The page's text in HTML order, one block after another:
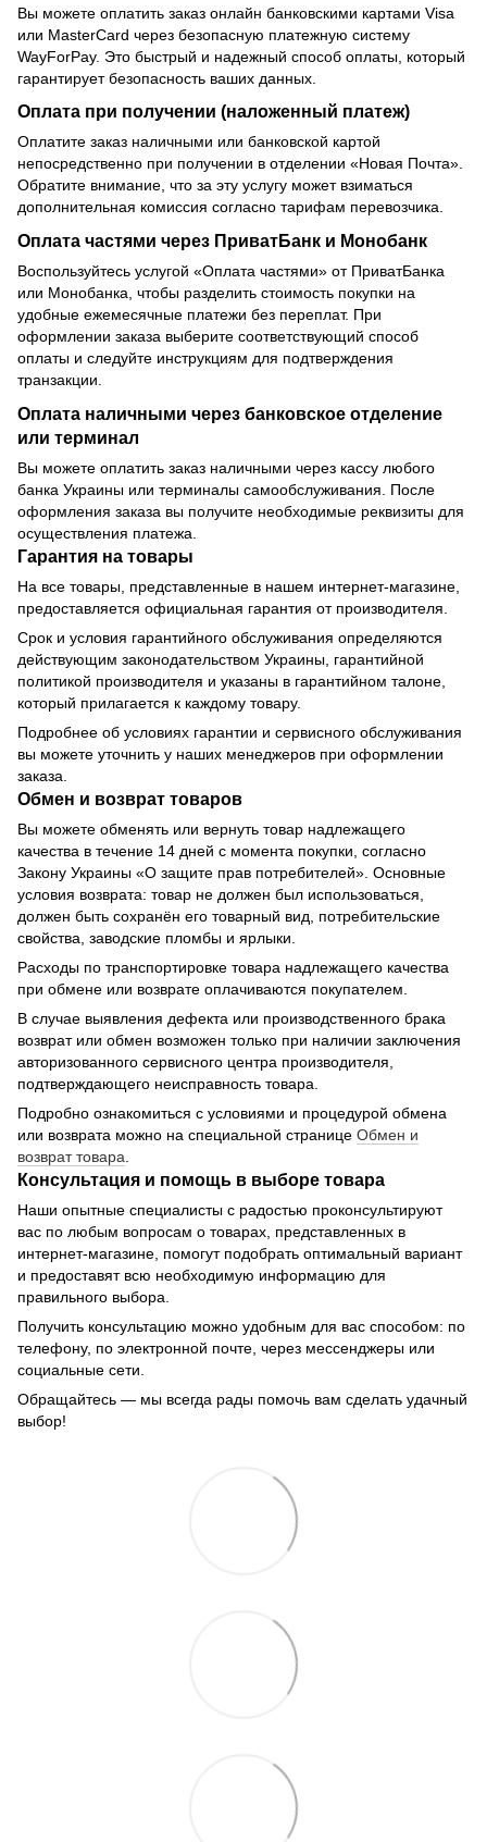
Вы можете оплатить заказ онлайн банковскими картами Visa
или MasterCard через безопасную платежную систему
WayForPay. Это быстрый и надежный способ оплаты, который
гарантирует безопасность ваших данных.
Оплата при получении (наложенный платеж)
Оплатите заказ наличными или банковской картой
непосредственно при получении в отделении «Новая Почта».
Обратите внимание, что за эту услугу может взиматься
дополнительная комиссия согласно тарифам перевозчика.
Оплата частями через ПриватБанк и Монобанк
Воспользуйтесь услугой «Оплата частями» от ПриватБанка
или Монобанка, чтобы разделить стоимость покупки на
удобные ежемесячные платежи без переплат. При
оформлении заказа выберите соответствующий способ
оплаты и следуйте инструкциям для подтверждения
транзакции.
Оплата наличными через банковское отделение
или терминал
Вы можете оплатить заказ наличными через кассу любого
банка Украины или терминалы самообслуживания. После
оформления заказа вы получите необходимые реквизиты для
осуществления платежа.
Гарантия на товары
На все товары, представленные в нашем интернет-магазине,
предоставляется официальная гарантия от производителя.
Срок и условия гарантийного обслуживания определяются
действующим законодательством Украины, гарантийной
политикой производителя и указаны в гарантийном талоне,
который прилагается к каждому товару.
Подробнее об условиях гарантии и сервисного обслуживания
вы можете уточнить у наших менеджеров при оформлении
заказа.
Обмен и возврат товаров
Вы можете обменять или вернуть товар надлежащего
качества в течение 14 дней с момента покупки, согласно
Закону Украины «О защите прав потребителей». Основные
условия возврата: товар не должен был использоваться,
должен быть сохранён его товарный вид, потребительские
свойства, заводские пломбы и ярлыки.
Расходы по транспортировке товара надлежащего качества
при обмене или возврате оплачиваются покупателем.
В случае выявления дефекта или производственного брака
возврат или обмен возможен только при наличии заключения
авторизованного сервисного центра производителя,
подтверждающего неисправность товара.
Подробно ознакомиться с условиями и процедурой обмена
или возврата можно на специальной странице Обмен и
возврат товара
Консультация и помощь в выборе товара
Наши опытные специалисты с радостью проконсультируют
вас по любым вопросам о товарах, представленных в
интернет-магазине, помогут подобрать оптимальный вариант
и предоставят всю необходимую информацию для
правильного выбора.
Получить консультацию можно удобным для вас способом: по
телефону, по электронной почте, через мессенджеры или
социальные сети.
Обращайтесь — мы всегда рады помочь вам сделать удачный
выбор!